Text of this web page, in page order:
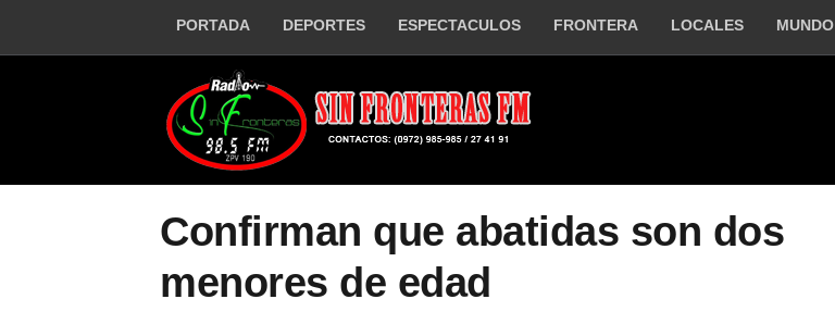
PORTADA DEPORTES ESPECTACULOS FRONTERA LOCALES MUNDO
Confirman que abatidas son dos
menores de edad